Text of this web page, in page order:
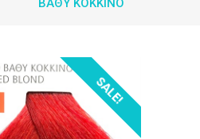
ΒΑΘΥ ΚΟΚΚΙΝΟ
SALE!